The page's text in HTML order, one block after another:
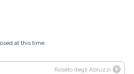
at this time.
Roseto degli Abruzzi